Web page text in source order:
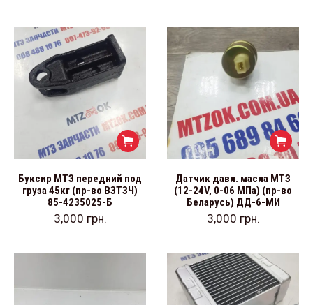
Буксир МТЗ передний под
груза 45кг (пр-во ВЗТЗЧ)
85-4235025-Б
3,000 грн.
Датчик давл. масла МТЗ
(12-24V, 0-06 МПа) (пр-во
Беларусь) ДД-6-МИ
3,000 грн.